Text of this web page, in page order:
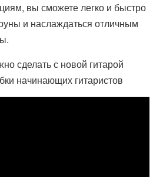
вы сможете легко и быстро
и наслаждаться отличным
сделать с новой гитарой
начинающих гитаристов